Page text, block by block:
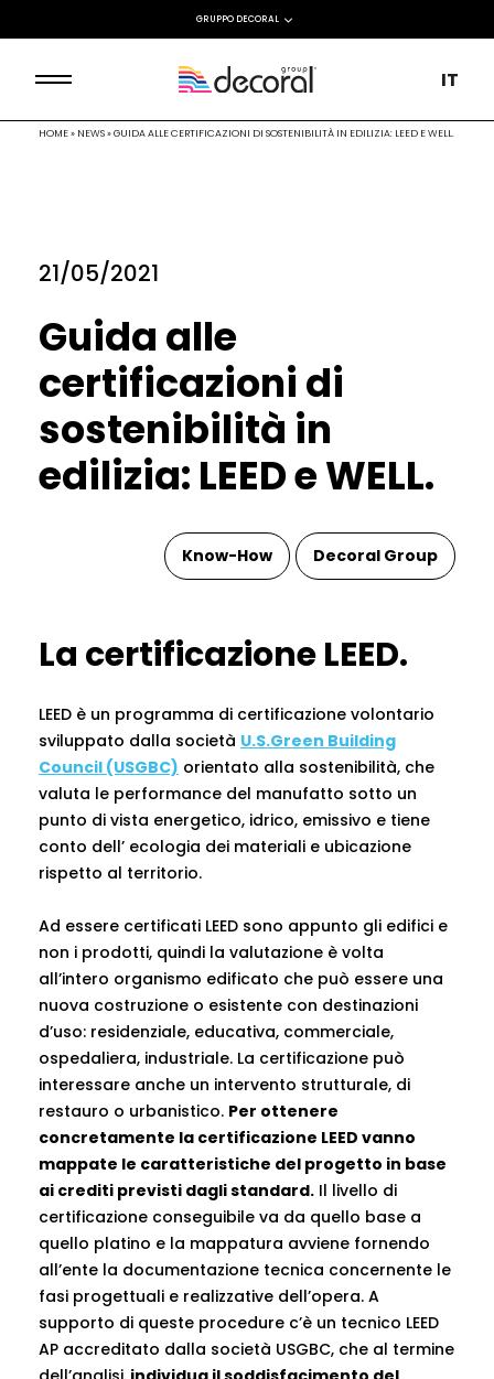
GRUPPO DECORAL
IT
HOME» NEWS»GUIDA ALLE CERTIFICAZIONI DI SOSTENIBILITÀ IN EDILIZIA: LEED E WELL.
21/05/2021
Guida alle
certificazioni di
sostenibilità in
edilizia: LEED e WELL.
Decoral Group
Know-How
La certificazione LEED.
LEED è un programma di certificazione volontario
sviluppato dalla società U.S.Green Building
Council (USGBC) orientato alla sostenibilità, che
valuta le performance del manufatto sotto un
punto di vista energetico, idrico, emissivo e tiene
conto dell’ ecologia dei materiali e ubicazione
rispetto al territorio.
Ad essere certificati LEED sono appunto gli edifici e
non i prodotti, quindi la valutazione è volta
all’intero organismo edificato che può essere una
nuova costruzione o esistente con destinazioni
d’uso: residenziale, educativa, commerciale,
ospedaliera, industriale. La certificazione può
interessare anche un intervento strutturale, di
restauro o urbanistico. Per ottenere
concretamente la certificazione LEED vanno
mappate le caratteristiche del progetto in base
ai crediti previsti dagli standard. Il livello di
certificazione conseguibile va da quello base a
quello platino e la mappatura avviene fornendo
all’ente la documentazione tecnica concernente le
fasi progettuali e realizzative dell’opera. A
supporto di queste procedure c’è un tecnico LEED
AP accreditato dalla società USGBC, che al termine